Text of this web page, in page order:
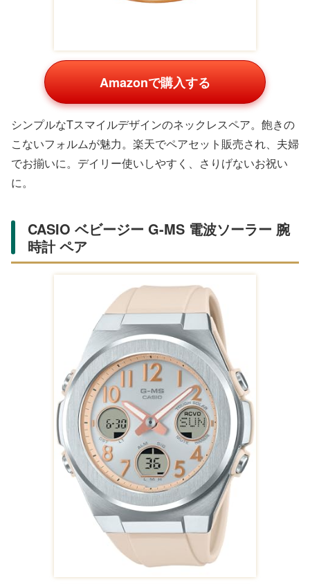
Amazonで購入する
シンプルなTスマイルデザインのネックレスペア。飽きの
こないフォルムが魅力。楽天でペアセット販売され、夫婦
でお揃いに。デイリー使いしやすく、さりげないお祝い
に。
CASIO ベビージー G-MS 電波ソーラー 腕
時計 ペア